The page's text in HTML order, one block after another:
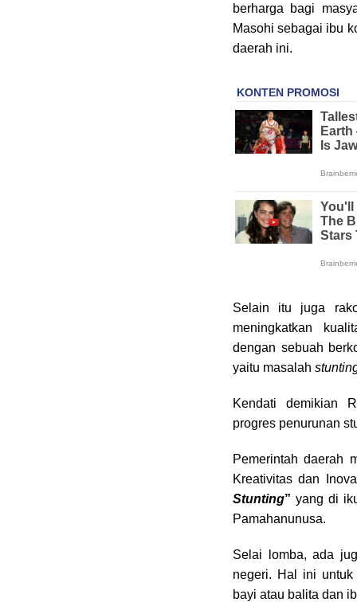
berharga bagi
Masohi sebagai ibu
daerah ini.
Selain itu juga
meningkatkan
dengan sebuah
yaitu masalah
Kendati demikian
progres penurunan
Pemerintah daerah
Kreativitas dan
Stunting” yang di
Pamahanunusa.
Selai lomba, ada
negeri. Hal ini untuk
bayi atau balita dan